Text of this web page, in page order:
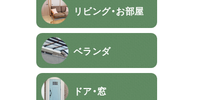
リビング・お部屋
ベランダ
ドア・窓